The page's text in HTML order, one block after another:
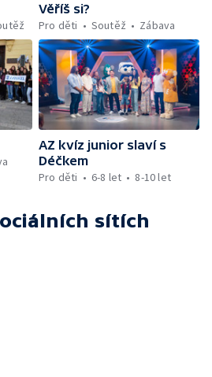
Věříš si?
Pro děti
Soutěž Zábava
AZ kvíz junior slaví s
Déčkem
Pro děti
6-8 let 8-10 let
sítích